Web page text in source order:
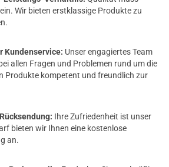
Wir bieten erstklassige Produkte zu
Kundenservice: Unser engagiertes Team
allen Fragen und Problemen rund um die
Produkte kompetent und freundlich zur
Ihre Zufriedenheit ist unser
bieten wir Ihnen eine kostenlose
an.